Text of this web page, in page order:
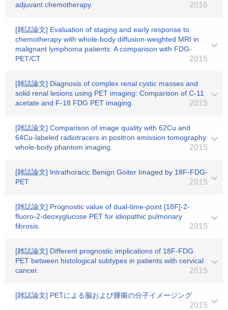
adjuvant chemotherapy. 2016
[雑誌論文] Evaluation of staging and early response to
chemotherapy with whole-body diffusion-weighted MRI in
malignant lymphoma patients: A comparison with FDG-
PET/CT
2015
[雑誌論文] Diagnosis of complex renal cystic masses and
solid renal lesions using PET imaging: Comparison of C-11
acetate and F-18 FDG PET imaging.
2015
[雑誌論文] Comparison of image quality with 62Cu and
64Cu-labeled radiotracers in positron emission tomography
whole-body phantom imaging.
2015
[雑誌論文] Intrathoracic Benign Goiter Imaged by 18F-FDG-
PET
2015
[雑誌論文] Prognostic value of dual-time-point [18F]-2-
fluoro-2-deoxyglucose PET for idiopathic pulmonary
fibrosis.
2015
[雑誌論文] Different prognostic implications of 18F-FDG
PET between histological subtypes in patients with cervical
cancer.
2015
[雑誌論文] PETによる脳および腫瘍の分子イメージング
2015